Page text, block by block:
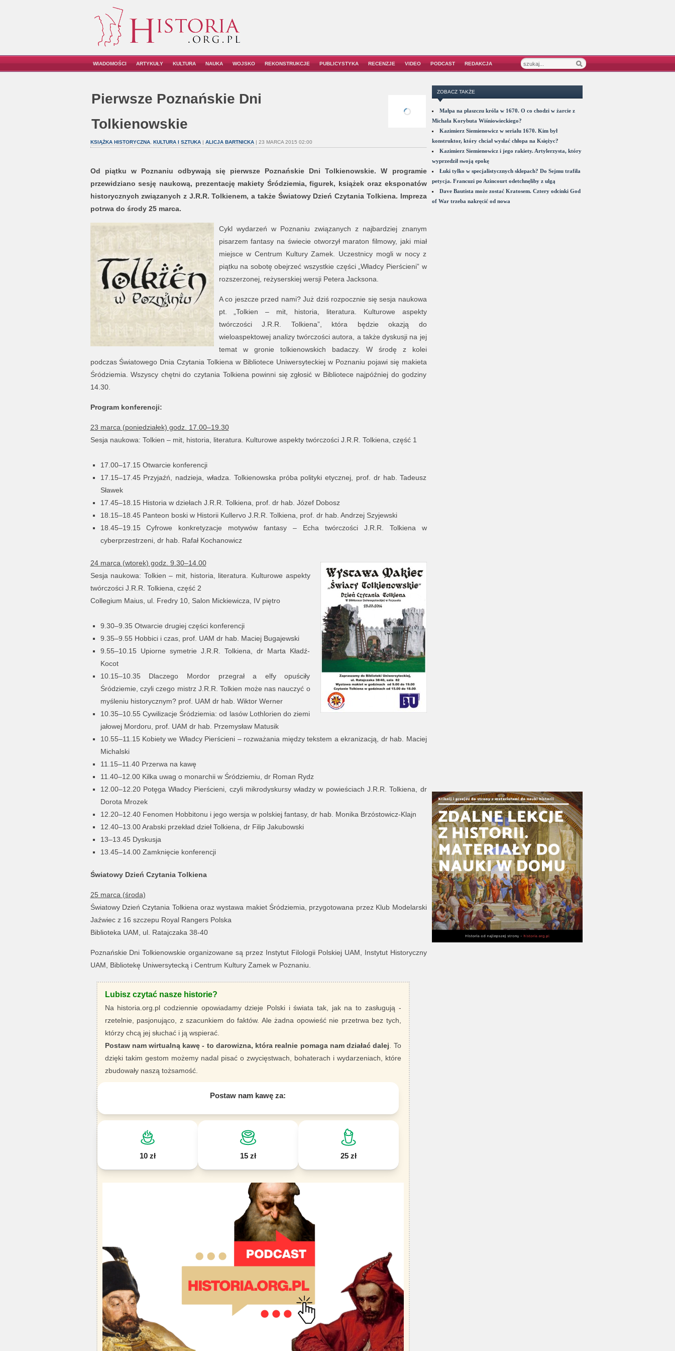
WIADOMOŚCI ARTYKUŁY KULTURA NAUKA WOJSKO REKONSTRUKCJE PUBLICYSTYKA RECENZJE VIDEO PODCAST REDAKCJA
Pierwsze Poznańskie Dni
Tolkienowskie
KSIĄŻKA HISTORYCZNA, KULTURA I SZTUKA| ALICJA BARTNICKA| 23 MARCA 2015 02:00
Od piątku w Poznaniu odbywają się pierwsze Poznańskie Dni Tolkienowskie. W programie
przewidziano sesję naukową, prezentację makiety Śródziemia, figurek, książek oraz eksponatów
historycznych związanych z J.R.R. Tolkienem, a także Światowy Dzień Czytania Tolkiena. Impreza
potrwa do środy 25 marca.
Cykl wydarzeń w Poznaniu związanych z najbardziej znanym
pisarzem fantasy na świecie otworzył maraton filmowy, jaki miał
miejsce w Centrum Kultury Zamek. Uczestnicy mogli w nocy z
piątku na sobotę obejrzeć wszystkie części „Władcy Pierścieni” w
rozszerzonej, reżyserskiej wersji Petera Jacksona.
A co jeszcze przed nami? Już dziś rozpocznie się sesja naukowa
pt. „Tolkien – mit, historia, literatura. Kulturowe aspekty
twórczości J.R.R. Tolkiena”, która będzie okazją do
wieloaspektowej analizy twórczości autora, a także dyskusji na jej
temat w gronie tolkienowskich badaczy. W środę z kolei
podczas Światowego Dnia Czytania Tolkiena w Bibliotece Uniwersyteckiej w Poznaniu pojawi się makieta
Śródziemia. Wszyscy chętni do czytania Tolkiena powinni się zgłosić w Bibliotece najpóźniej do godziny
14.30.
Program konferencji:
23 marca (poniedziałek) godz. 17.00–19.30
Sesja naukowa: Tolkien – mit, historia, literatura. Kulturowe aspekty twórczości J.R.R. Tolkiena, część 1
17.00–17.15 Otwarcie konferencji
17.15–17.45 Przyjaźń, nadzieja, władza. Tolkienowska próba polityki etycznej, prof. dr hab. Tadeusz
Sławek
17.45–18.15 Historia w dziełach J.R.R. Tolkiena, prof. dr hab. Józef Dobosz
18.15–18.45 Panteon boski w Historii Kullervo J.R.R. Tolkiena, prof. dr hab. Andrzej Szyjewski
18.45–19.15 Cyfrowe konkretyzacje motywów fantasy – Echa twórczości J.R.R. Tolkiena w
cyberprzestrzeni, dr hab. Rafał Kochanowicz
24 marca (wtorek) godz. 9.30–14.00
Sesja naukowa: Tolkien – mit, historia, literatura. Kulturowe aspekty
twórczości J.R.R. Tolkiena, część 2
Collegium Maius, ul. Fredry 10, Salon Mickiewicza, IV piętro
9.30–9.35 Otwarcie drugiej części konferencji
9.35–9.55 Hobbici i czas, prof. UAM dr hab. Maciej Bugajewski
9.55–10.15 Upiorne symetrie J.R.R. Tolkiena, dr Marta Kładź-
Kocot
10.15–10.35 Dlaczego Mordor przegrał a elfy opuściły
Śródziemie, czyli czego mistrz J.R.R. Tolkien może nas nauczyć o
myśleniu historycznym? prof. UAM dr hab. Wiktor Werner
10.35–10.55 Cywilizacje Śródziemia: od lasów Lothlorien do ziemi
jałowej Mordoru, prof. UAM dr hab. Przemysław Matusik
10.55–11.15 Kobiety we Władcy Pierścieni – rozważania między tekstem a ekranizacją, dr hab. Maciej
Michalski
11.15–11.40 Przerwa na kawę
11.40–12.00 Kilka uwag o monarchii w Śródziemiu, dr Roman Rydz
12.00–12.20 Potęga Władcy Pierścieni, czyli mikrodyskursy władzy w powieściach J.R.R. Tolkiena, dr
Dorota Mrozek
12.20–12.40 Fenomen Hobbitonu i jego wersja w polskiej fantasy, dr hab. Monika Brzóstowicz-Klajn
12.40–13.00 Arabski przekład dzieł Tolkiena, dr Filip Jakubowski
13–13.45 Dyskusja
13.45–14.00 Zamknięcie konferencji
Światowy Dzień Czytania Tolkiena
25 marca (środa)
Światowy Dzień Czytania Tolkiena oraz wystawa makiet Śródziemia, przygotowana przez Klub Modelarski
Jaźwiec z 16 szczepu Royal Rangers Polska
Biblioteka UAM, ul. Ratajczaka 38-40
Poznańskie Dni Tolkienowskie organizowane są przez Instytut Filologii Polskiej UAM, Instytut Historyczny
UAM, Bibliotekę Uniwersytecką i Centrum Kultury Zamek w Poznaniu.
Lubisz czytać nasze historie?
Na historia.org.pl codziennie opowiadamy dzieje Polski i świata tak, jak na to zasługują -
rzetelnie, pasjonująco, z szacunkiem do faktów. Ale żadna opowieść nie przetrwa bez tych,
którzy chcą jej słuchać i ją wspierać.
Postaw nam wirtualną kawę - to darowizna, która realnie pomaga nam działać dalej . To
dzięki takim gestom możemy nadal pisać o zwycięstwach, bohaterach i wydarzeniach, które
zbudowały naszą tożsamość.
Postaw nam kawę za:
10 zł 15 zł 25 zł
ZOBACZ TAKŻE
Małpa na płaszczu króla w 1670. O co chodzi w żarcie z
Michała Korybuta Wiśniowieckiego?
Kazimierz Siemienowicz w serialu 1670. Kim był
konstruktor, który chciał wysłać chłopa na Księżyc?
Kazimierz Siemienowicz i jego rakiety. Artylerzysta, który
wyprzedził swoją epokę
Łuki tylko w specjalistycznych sklepach? Do Sejmu trafiła
petycja. Francuzi po Azincourt odetchnęliby z ulgą
Dave Bautista może zostać Kratosem. Cztery odcinki God
of War trzeba nakręcić od nowa